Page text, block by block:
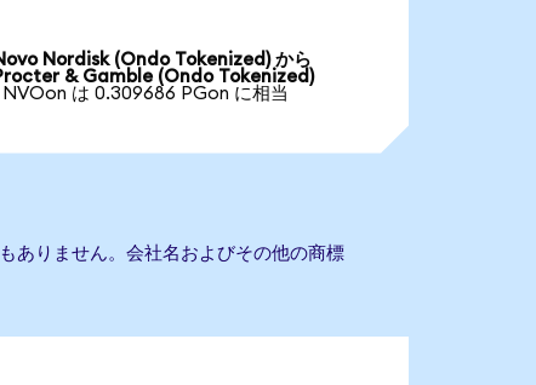
Nordisk (Ondo Tokenized) から
& Gamble (Ondo Tokenized)
NVOon は 0.309686 PGon に相当
ありません。会社名およびその他の商標